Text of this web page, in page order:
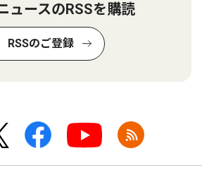
ュースのRSSを購読
RSSのご登録